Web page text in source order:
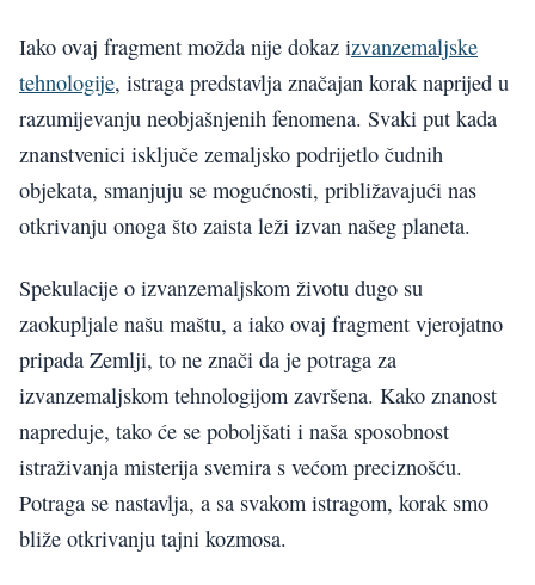
Iako ovaj fragment možda nije dokaz izvanzemaljske
tehnologije, istraga predstavlja značajan korak naprijed u
razumijevanju neobjašnjenih fenomena. Svaki put kada
znanstvenici isključe zemaljsko podrijetlo čudnih
objekata, smanjuju se mogućnosti, približavajući nas
otkrivanju onoga što zaista leži izvan našeg planeta.
Spekulacije o izvanzemaljskom životu dugo su
zaokupljale našu maštu, a iako ovaj fragment vjerojatno
pripada Zemlji, to ne znači da je potraga za
izvanzemaljskom tehnologijom završena. Kako znanost
napreduje, tako će se poboljšati i naša sposobnost
istraživanja misterija svemira s većom preciznošću.
Potraga se nastavlja, a sa svakom istragom, korak smo
bliže otkrivanju tajni kozmosa.